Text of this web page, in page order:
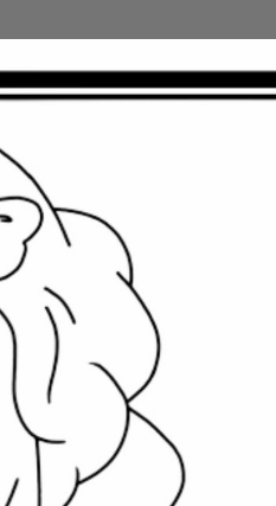
https://issiloo.edu.vn/tranh-to-mau-cong-chua-elsa